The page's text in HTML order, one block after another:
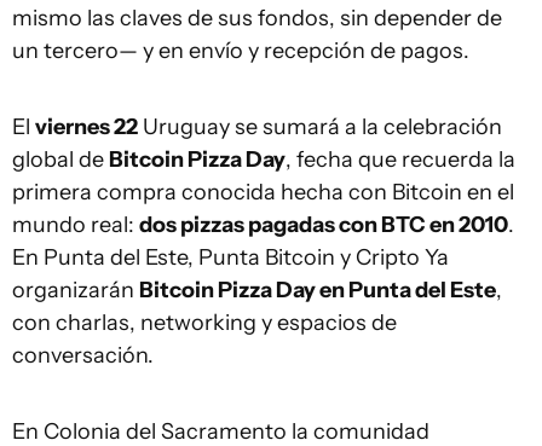
mismo las claves de sus fondos, sin depender de
un tercero— y en envío y recepción de pagos.
El viernes 22 Uruguay se sumará a la celebración
global de Bitcoin Pizza Day, fecha que recuerda la
primera compra conocida hecha con Bitcoin en el
mundo real: dos pizzas pagadas con BTC en 2010.
En Punta del Este, Punta Bitcoin y Cripto Ya
organizarán Bitcoin Pizza Day en Punta del Este,
con charlas, networking y espacios de
conversación.
En Colonia del Sacramento la comunidad